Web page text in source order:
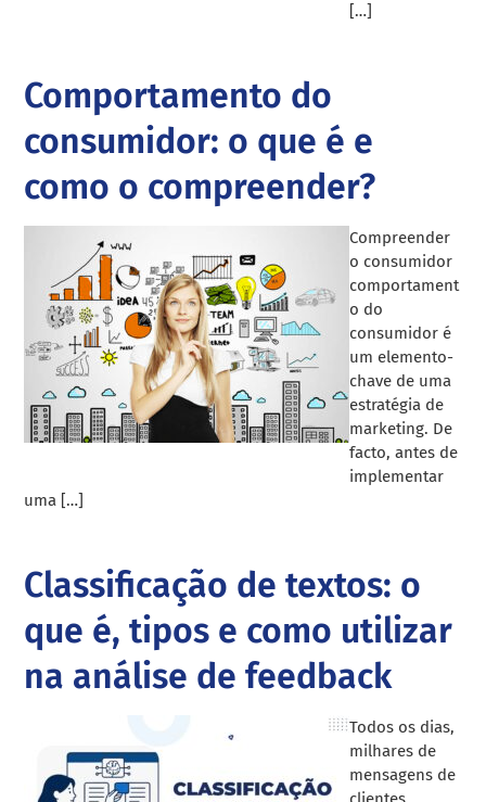
[…]
Comportamento do
consumidor: o que é e
como o compreender?
Compreender
o consumidor
comportament
o do
consumidor é
um elemento-
chave de uma
estratégia de
marketing. De
facto, antes de
implementar
uma […]
Classificação de textos: o
que é, tipos e como utilizar
na análise de feedback
Todos os dias,
milhares de
mensagens de